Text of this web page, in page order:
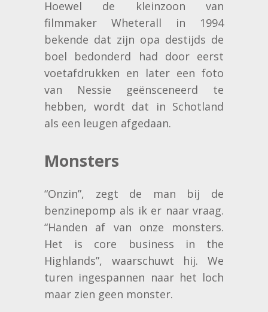
Hoewel de kleinzoon van
filmmaker Wheterall in 1994
bekende dat zijn opa destijds de
boel bedonderd had door eerst
voetafdrukken en later een foto
van Nessie geënsceneerd te
hebben, wordt dat in Schotland
als een leugen afgedaan.
Monsters
“Onzin”, zegt de man bij de
benzinepomp als ik er naar vraag.
“Handen af van onze monsters.
Het is core business in the
Highlands”, waarschuwt hij. We
turen ingespannen naar het loch
maar zien geen monster.